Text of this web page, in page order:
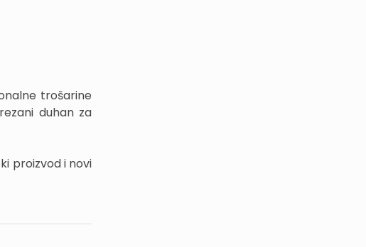
trošarine
duhan za
proizvod i novi